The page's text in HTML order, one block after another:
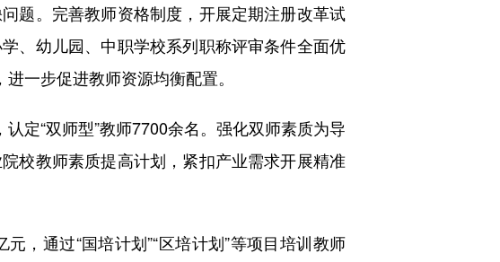
题。完善教师资格制度，开展定期注册改革试
、幼儿园、中职学校系列职称评审条件全面优
一步促进教师资源均衡配置。
定“双师型”教师7700余名。强化双师素质为导
校教师素质提高计划，紧扣产业需求开展精准
通过“国培计划”“区培计划”等项目培训教师